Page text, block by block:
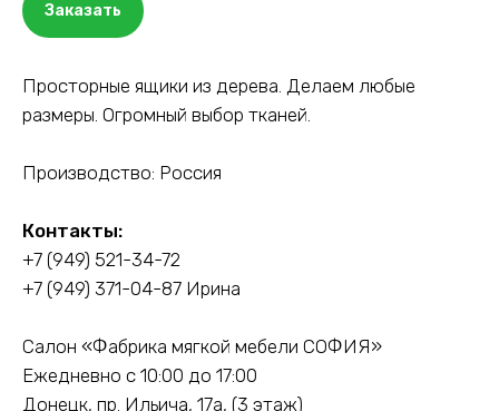
Заказать
Просторные ящики из дерева. Делаем любые
размеры. Огромный выбор тканей.
Производство: Россия
Контакты:
+7 (949) 521-34-72
+7 (949) 371-04-87 Ирина
Салон «Фабрика мягкой мебели СОФИЯ»
Ежедневно с 10:00 до 17:00
Донецк, пр. Ильича, 17а, (3 этаж)